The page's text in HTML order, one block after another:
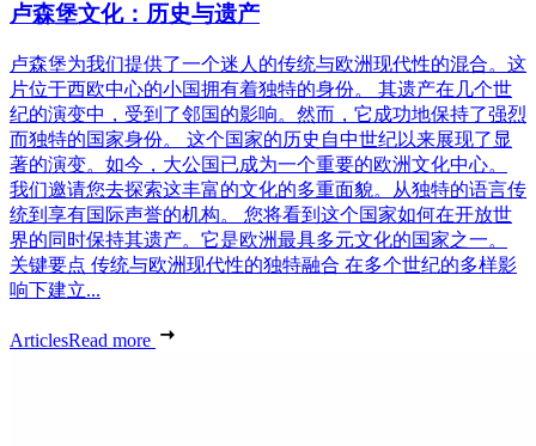
卢森堡文化：历史与遗产
卢森堡为我们提供了一个迷人的传统与欧洲现代性的混合。这
片位于西欧中心的小国拥有着独特的身份。 其遗产在几个世
纪的演变中，受到了邻国的影响。然而，它成功地保持了强烈
而独特的国家身份。 这个国家的历史自中世纪以来展现了显
著的演变。如今，大公国已成为一个重要的欧洲文化中心。
我们邀请您去探索这丰富的文化的多重面貌。从独特的语言传
统到享有国际声誉的机构。 您将看到这个国家如何在开放世
界的同时保持其遗产。它是欧洲最具多元文化的国家之一。
关键要点 传统与欧洲现代性的独特融合 在多个世纪的多样影
响下建立...
ArticlesRead more